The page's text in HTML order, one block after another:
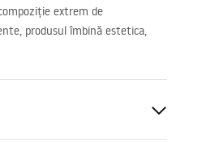
extrem de
produsul îmbină estetica,